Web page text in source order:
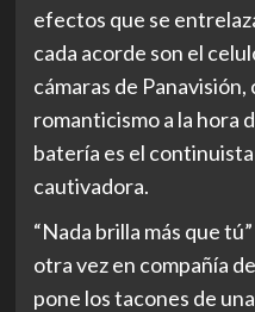
efectos que se
cada acorde son el
cámaras de
romanticismo a la hora
batería es el
cautivadora.
“Nada brilla más que
otra vez en compañía
pone los tacones de